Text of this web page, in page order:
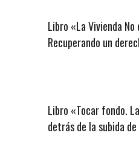
Libro «La Vivienda No
Recuperando un
Libro «Tocar fondo.
detrás de la subida